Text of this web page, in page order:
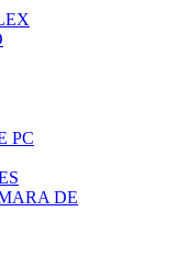
PC
DE